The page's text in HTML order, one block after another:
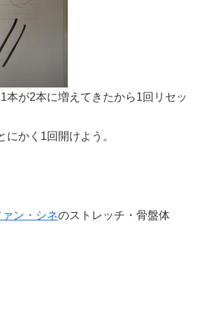
本が2本に増えてきたから1回リセッ
にかく1回開けよう。
ァン・シネのストレッチ・骨盤体